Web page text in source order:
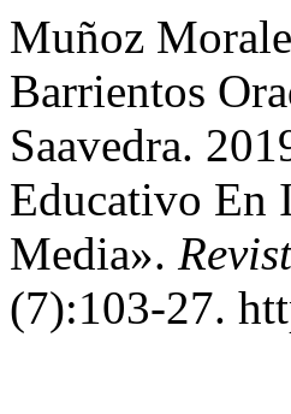
Muñoz
Barrientos
Saavedra.
Educativo En
Media».
(7):103-27.